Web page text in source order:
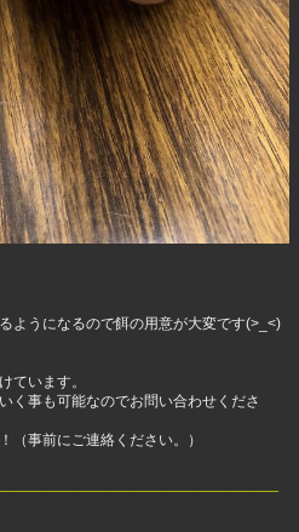
ようになるので餌の用意が大変です(>_<)
ています。
く事も可能なのでお問い合わせくださ
（事前にご連絡ください。）